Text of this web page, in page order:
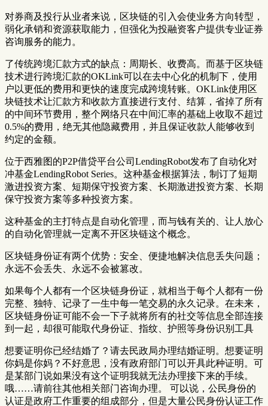
对券商及投行从业者来说，区块链的引入会使业务方向转型，
弱化承销和资源获取能力，但强化为投融资客户提供专业证券
咨询服务的能力。
了传统跨境汇款方式的缺点：周期长、收费高。而基于区块链
技术进行跨境汇款的OKLink可以在去中心化的机制下，使用
户以更低的费用和更快的速度完成跨境转账。OKLink使用区
块链技术让汇款方和收款方直接进行支付、结算，省掉了所有
的中间环节费用，整个网络只在中间汇率的基础上收取不超过
0.5%的费用，绝无其他隐藏费用，并且保证收款人能够收到
约定的金额。
位于西雅图的P2P借贷平台公司LendingRobot发布了自动化对
冲基金LendingRobot Series。这种基金根据算法，制订了短期
激进投资方案、短期保守投资方案、长期激进投资方案、长期
保守投资方案等多种投资方案。
这种基金的主打特点是自动化管理，而与钱有关的、让人放心
的自动化管理就一定离不开区块链这个概念。
区块链身份证有两个优势：安全、便捷地解决信息丢失问题；
永远不会丢失、永远不会被篡改。
如果每个人都有一个区块链身份证，就相当于每个人都有一份
完整、独特、记录了一生中每一笔交易的永久记录。在未来，
区块链身份证可能不会一下子就将所有的社交等信息全部连接
到一起，却很可能取代身份证、指纹、护照等身份识别工具
想要证明你已经结婚了？请去民政局办理结婚证明。想要证明
你妈是你妈？不好意思，没有政府部门可以开具此种证明。可
是某部门说如果没有这个证明我就无法办理接下来的手续。
哦……请前往其他相关部门咨询办理。 可以说，公民身份的
认证是政府工作重要的组成部分，但是大量公民身份认证工作